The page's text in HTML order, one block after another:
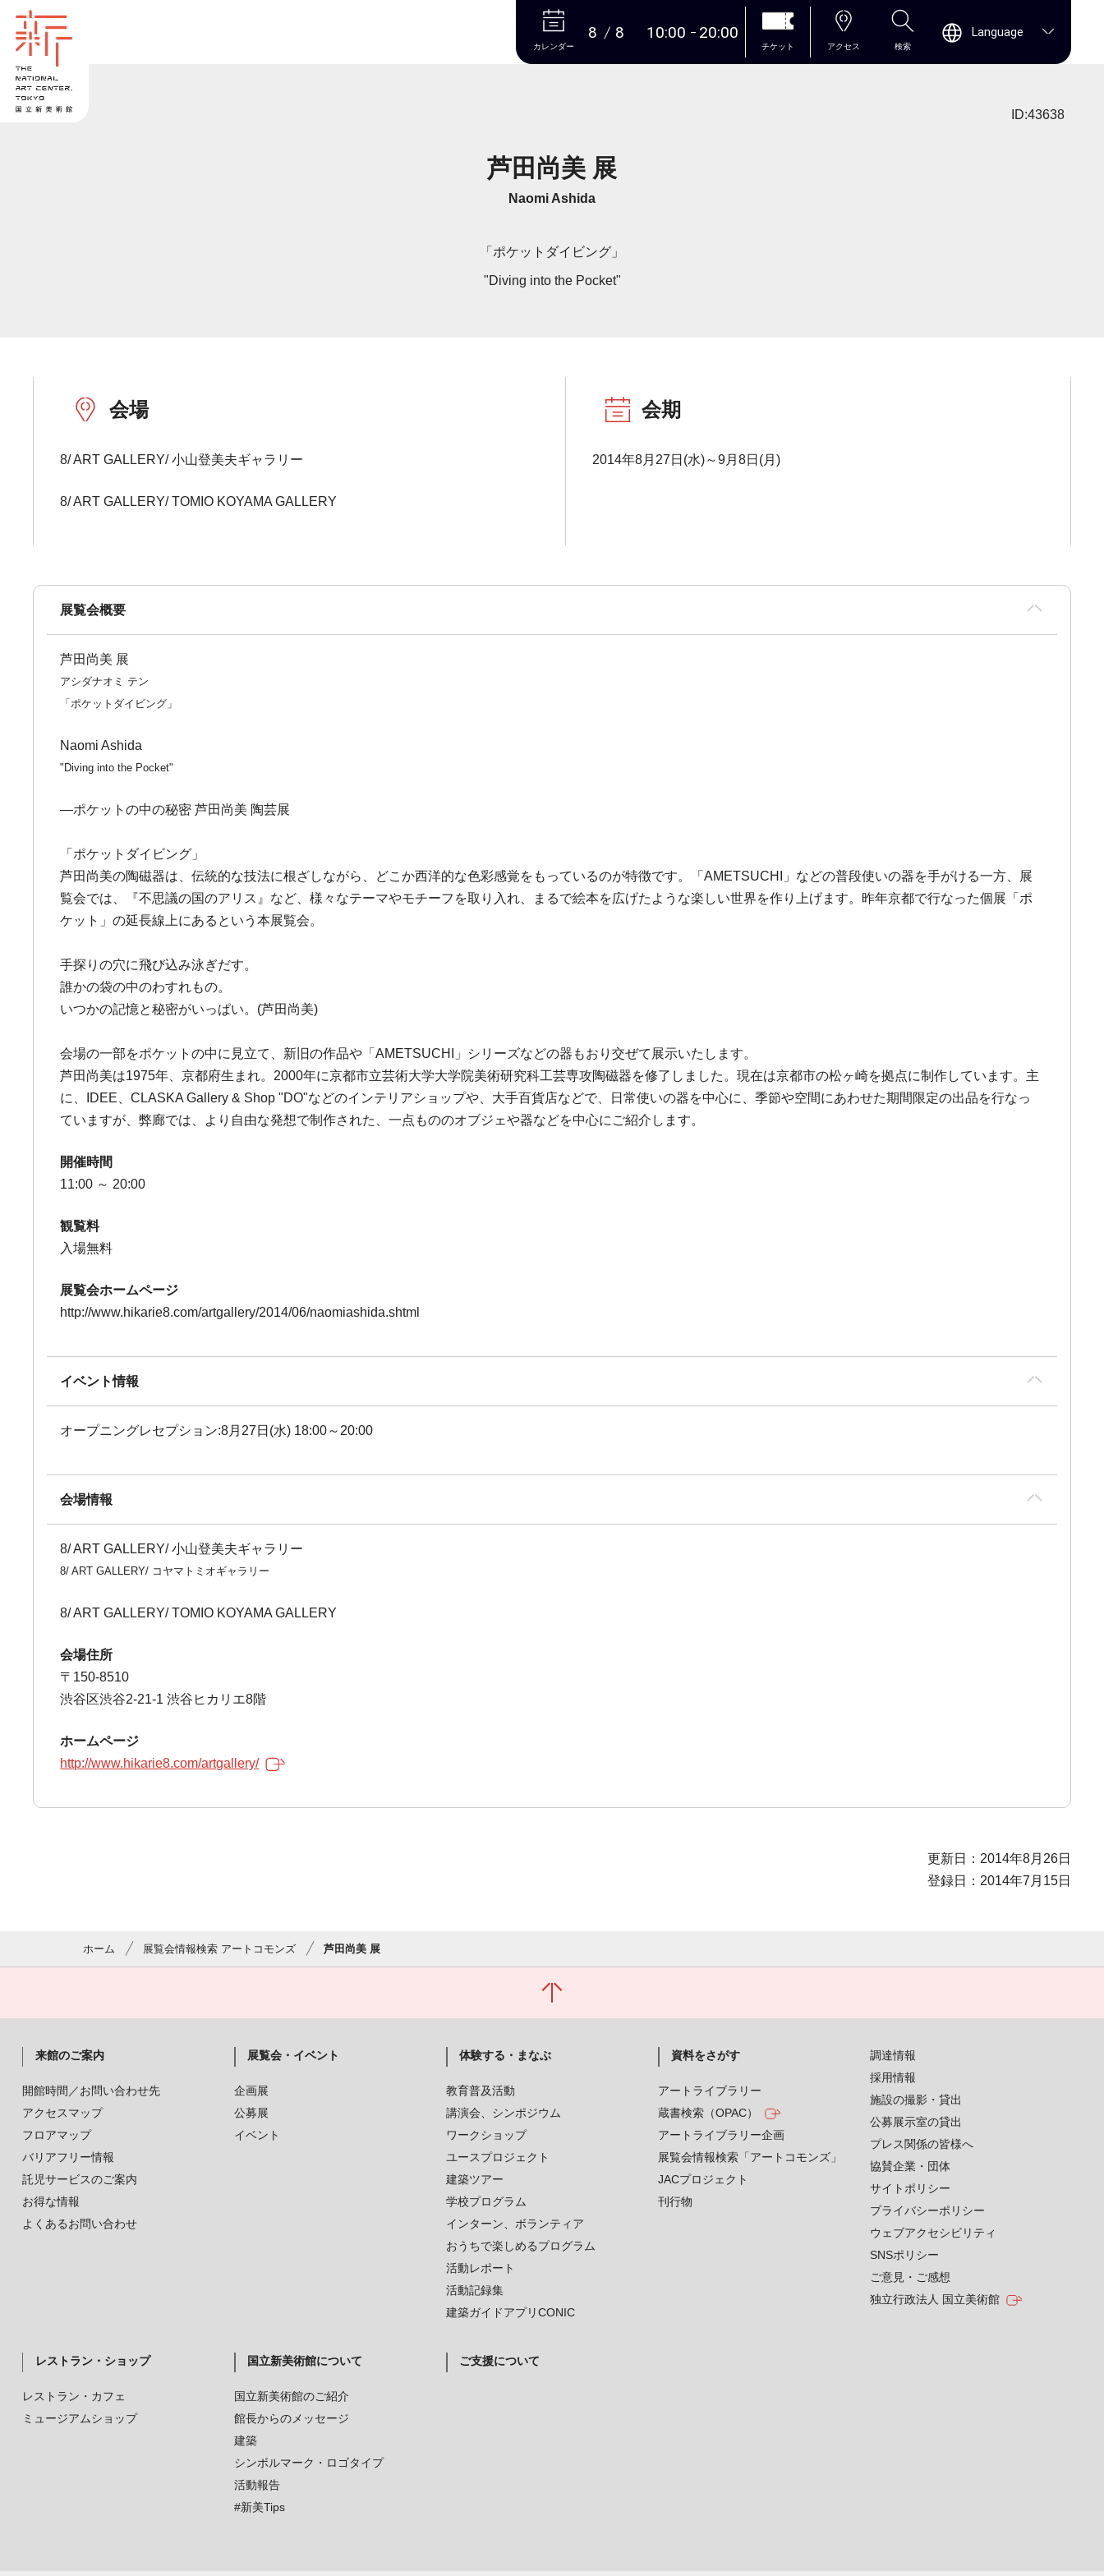
本文へ
カレンダー
8 8 10:00 20:00
チケット アクセス 検索
Language
ID:43638
芦田尚美 展
Naomi Ashida
「ポケットダイビング」
"Diving into the Pocket"
会場
8/ ART GALLERY/ 小山登美夫ギャラリー
8/ ART GALLERY/ TOMIO KOYAMA GALLERY
会期
2014年8月27日(水)～9月8日(月)
展覧会概要
芦田尚美 展
アシダナオミ テン
「ポケットダイビング」
Naomi Ashida
"Diving into the Pocket"
―ポケットの中の秘密 芦田尚美 陶芸展
「ポケットダイビング」
芦田尚美の陶磁器は、伝統的な技法に根ざしながら、どこか西洋的な色彩感覚をもっているのが特徴です。「AMETSUCHI」などの普段使いの器を手がける一方、展
覧会では、『不思議の国のアリス』など、様々なテーマやモチーフを取り入れ、まるで絵本を広げたような楽しい世界を作り上げます。昨年京都で行なった個展「ポ
ケット」の延長線上にあるという本展覧会。
手探りの穴に飛び込み泳ぎだす。
誰かの袋の中のわすれもの。
いつかの記憶と秘密がいっぱい。(芦田尚美)
会場の一部をポケットの中に見立て、新旧の作品や「AMETSUCHI」シリーズなどの器もおり交ぜて展示いたします。
芦田尚美は1975年、京都府生まれ。2000年に京都市立芸術大学大学院美術研究科工芸専攻陶磁器を修了しました。現在は京都市の松ヶ崎を拠点に制作しています。主
に、IDEE、CLASKA Gallery & Shop "DO"などのインテリアショップや、大手百貨店などで、日常使いの器を中心に、季節や空間にあわせた期間限定の出品を行なっ
ていますが、弊廊では、より自由な発想で制作された、一点もののオブジェや器などを中心にご紹介します。
開催時間
11:00 ～ 20:00
観覧料
入場無料
展覧会ホームページ
http://www.hikarie8.com/artgallery/2014/06/naomiashida.shtml
イベント情報
オープニングレセプション:8月27日(水) 18:00～20:00
会場情報
8/ ART GALLERY/ 小山登美夫ギャラリー
8/ ART GALLERY/ コヤマトミオギャラリー
8/ ART GALLERY/ TOMIO KOYAMA GALLERY
会場住所
〒150-8510
渋谷区渋谷2-21-1 渋谷ヒカリエ8階
ホームページ
http://www.hikarie8.com/artgallery/
更新日：2014年8月26日
登録日：2014年7月15日
ホーム 展覧会情報検索 アートコモンズ 芦田尚美 展
来館のご案内
開館時間／お問い合わせ先
アクセスマップ
フロアマップ
バリアフリー情報
託児サービスのご案内
お得な情報
よくあるお問い合わせ
展覧会・イベント
企画展
公募展
イベント
体験する・まなぶ
教育普及活動
講演会、シンポジウム
ワークショップ
ユースプロジェクト
建築ツアー
学校プログラム
インターン、ボランティア
おうちで楽しめるプログラム
活動レポート
活動記録集
建築ガイドアプリCONIC
資料をさがす
アートライブラリー
蔵書検索（OPAC）
アートライブラリー企画
展覧会情報検索「アートコモンズ」
JACプロジェクト
刊行物
レストラン・ショップ
レストラン・カフェ
ミュージアムショップ
国立新美術館について
国立新美術館のご紹介
館長からのメッセージ
建築
シンボルマーク・ロゴタイプ
活動報告
#新美Tips
ご支援について
調達情報
採用情報
施設の撮影・貸出
公募展示室の貸出
プレス関係の皆様へ
協賛企業・団体
サイトポリシー
プライバシーポリシー
ウェブアクセシビリティ
SNSポリシー
ご意見・ご感想
独立行政法人 国立美術館